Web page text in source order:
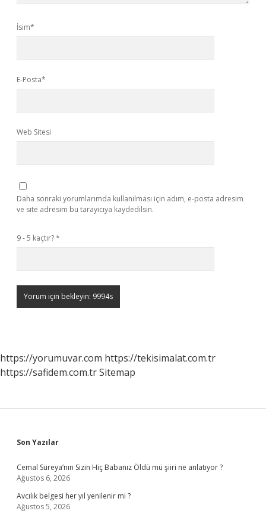
İsim*
E-Posta*
Web Sitesi
Daha sonraki yorumlarımda kullanılması için adım, e-posta adresim
ve site adresim bu tarayıcıya kaydedilsin.
9 - 5 kaçtır?*
https://yorumuvar.com https://tekisimalat.com.tr
https://safidem.com.trSitemap
Sidebar
Son Yazılar
Cemal Süreya’nın Sizin Hiç Babanız Öldü mü şiiri ne anlatıyor ?
Ağustos 6, 2026
Avcılık belgesi her yıl yenilenir mi ?
Ağustos 5, 2026